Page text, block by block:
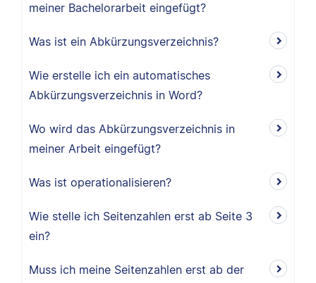
meiner Bachelorarbeit eingefügt?
Was ist ein Abkürzungsverzeichnis?
Wie erstelle ich ein automatisches
Abkürzungsverzeichnis in Word?
Wo wird das Abkürzungsverzeichnis in
meiner Arbeit eingefügt?
Was ist operationalisieren?
Wie stelle ich Seitenzahlen erst ab Seite 3
ein?
Muss ich meine Seitenzahlen erst ab der